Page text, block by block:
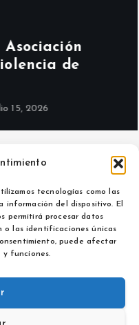
tecnologías como las
información del dispositivo. El
permitirá procesar datos
o las identificaciones únicas
puede afectar
y funciones.
de
2026